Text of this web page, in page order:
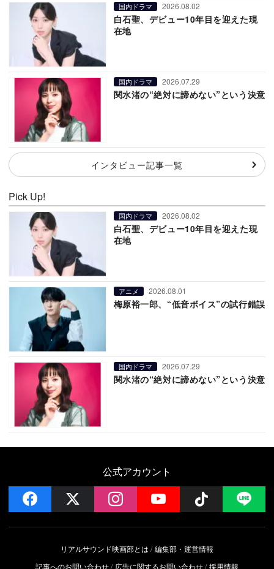
国内ドラマ 2026.08.02
白石聖、デビュー10年目を迎えた現
在地
国内ドラマ 2026.07.29
関水渚の“絶対に諦めない”という決意
インタビュー記事一覧
Pick Up!
国内ドラマ 2026.08.02
白石聖、デビュー10年目を迎えた現
在地
アニメ 2026.08.01
梅原裕一郎、“低音ボイス”の試行錯誤
国内ドラマ 2026.07.29
関水渚の“絶対に諦めない”という決意
公式アカウント
facebook instagramYouTube Follow
リアルサウンド映画部とは
編集部・運営情報
記事へのお問い合わせ
広告に関するお問い合わせ 採用情報